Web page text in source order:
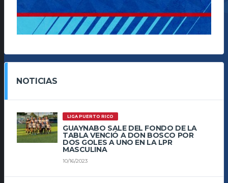
NOTICIAS
LIGA PUERTO RICO
GUAYNABO SALE DEL FONDO DE LA
TABLA VENCIÓ A DON BOSCO POR
DOS GOLES A UNO EN LA LPR
MASCULINA
10/16/2023